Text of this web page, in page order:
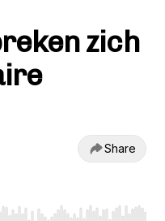
zich
Share